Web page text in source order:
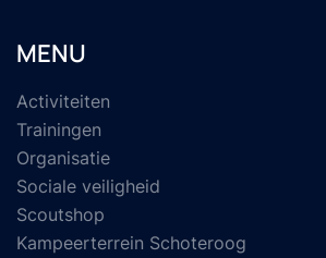
MENU
Activiteiten
Trainingen
Organisatie
Sociale veiligheid
Scoutshop
Kampeerterrein Schoteroog